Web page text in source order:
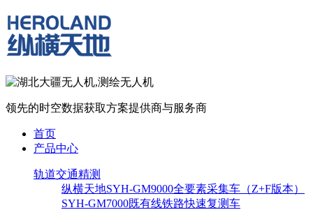
领先的时空数据获取方案提供商与服务商
首页
产品中心
轨道交通精测
纵横天地SYH-GM9000全要素采集车（Z+F版本）
SYH-GM7000既有线铁路快速复测车